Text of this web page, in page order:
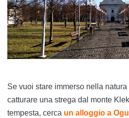
Se vuoi stare immerso nella
catturare una strega dal monte
tempesta, cerca un alloggio a